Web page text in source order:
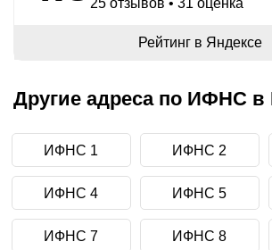
25 отзывов • 31 оценка
Рейтинг в Яндексе
Другие адреса по ИФНС в
ИФНС 1 ИФНС 2
ИФНС 4 ИФНС 5
ИФНС 7 ИФНС 8